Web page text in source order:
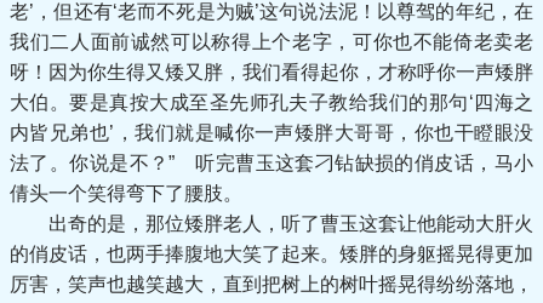
老’，但还有‘老而不死是为贼’这句说法泥！以尊驾的年纪，在
我们二人面前诚然可以称得上个老字，可你也不能倚老卖老
呀！因为你生得又矮又胖，我们看得起你，才称呼你一声矮胖
大伯。要是真按大成至圣先师孔夫子教给我们的那句‘四海之
内皆兄弟也’，我们就是喊你一声矮胖大哥哥，你也干瞪眼没
法了。你说是不？” 听完曹玉这套刁钻缺损的俏皮话，马小
倩头一个笑得弯下了腰肢。
出奇的是，那位矮胖老人，听了曹玉这套让他能动大肝火
的俏皮话，也两手捧腹地大笑了起来。矮胖的身躯摇晃得更加
厉害，笑声也越笑越大，直到把树上的树叶摇晃得纷纷落地，